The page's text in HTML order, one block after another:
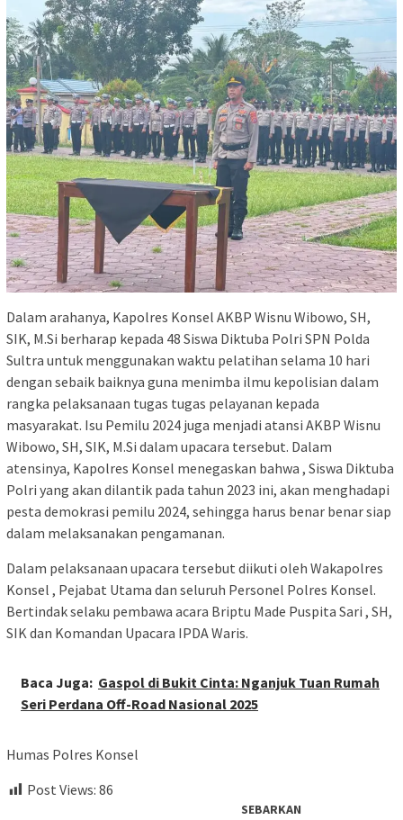
Dalam arahanya, Kapolres Konsel AKBP Wisnu Wibowo, SH,
SIK, M.Si berharap kepada 48 Siswa Diktuba Polri SPN Polda
Sultra untuk menggunakan waktu pelatihan selama 10 hari
dengan sebaik baiknya guna menimba ilmu kepolisian dalam
rangka pelaksanaan tugas tugas pelayanan kepada
masyarakat. Isu Pemilu 2024 juga menjadi atansi AKBP Wisnu
Wibowo, SH, SIK, M.Si dalam upacara tersebut. Dalam
atensinya, Kapolres Konsel menegaskan bahwa , Siswa Diktuba
Polri yang akan dilantik pada tahun 2023 ini, akan menghadapi
pesta demokrasi pemilu 2024, sehingga harus benar benar siap
dalam melaksanakan pengamanan.
Dalam pelaksanaan upacara tersebut diikuti oleh Wakapolres
Konsel , Pejabat Utama dan seluruh Personel Polres Konsel.
Bertindak selaku pembawa acara Briptu Made Puspita Sari , SH,
SIK dan Komandan Upacara IPDA Waris.
Baca Juga: Gaspol di Bukit Cinta: Nganjuk Tuan Rumah
Seri Perdana Off-Road Nasional 2025
Humas Polres Konsel
Post Views: 86
SEBARKAN